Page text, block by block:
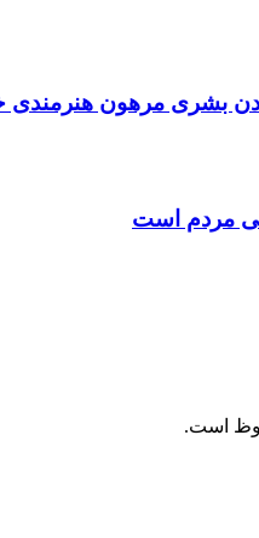
بشری مرهون هنرمندی
مردم است
است.